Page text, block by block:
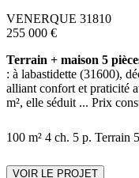
VENERQUE 31810
255 000 €
Terrain + maison 5
: à labastidette (31600),
alliant confort et praticité
m², elle séduit ... Prix
100 m² 4 ch. 5 p. Terrain
VOIR LE PROJET